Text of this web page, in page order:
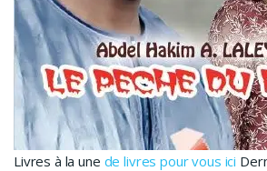
Livres à la une de livres pour vous ici